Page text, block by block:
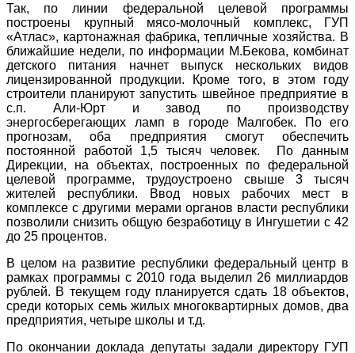
Так, по линии федеральной целевой программы
построены крупный мясо-молочный комплекс, ГУП
«Атлас», картонажная фабрика, тепличные хозяйства. В
ближайшие недели, по информации М.Бекова, комбинат
детского питания начнет выпуск нескольких видов
лицензированной продукции. Кроме того, в этом году
строители планируют запустить швейное предприятие в
с.п. Али-Юрт и завод по производству
энергосберегающих ламп в городе Малгобек. По его
прогнозам, оба предприятия смогут обеспечить
постоянной работой 1,5 тысяч человек. По данным
Дирекции, на объектах, построенных по федеральной
целевой программе, трудоустроено свыше 3 тысяч
жителей республики. Ввод новых рабочих мест в
комплексе с другими мерами органов власти республики
позволили снизить общую безработицу в Ингушетии с 42
до 25 процентов.
В целом на развитие республики федеральный центр в
рамках программы с 2010 года выделил 26 миллиардов
рублей. В текущем году планируется сдать 18 объектов,
среди которых семь жилых многоквартирных домов, два
предприятия, четыре школы и т.д.
По окончании доклада депутаты задали директору ГУП